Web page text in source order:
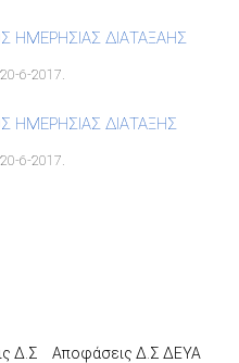
ΗΜΕΡΗΣΙΑΣ ΔΙΑΤΑΞΑΗΣ
6-2017.
ΗΜΕΡΗΣΙΑΣ ΔΙΑΤΑΞΗΣ
6-2017.
Δ.Σ
Αποφάσεις Δ.Σ ΔΕΥΑ